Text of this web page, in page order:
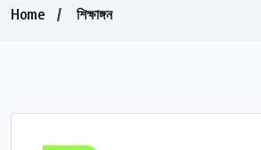
Home শিক্ষাঙ্গন